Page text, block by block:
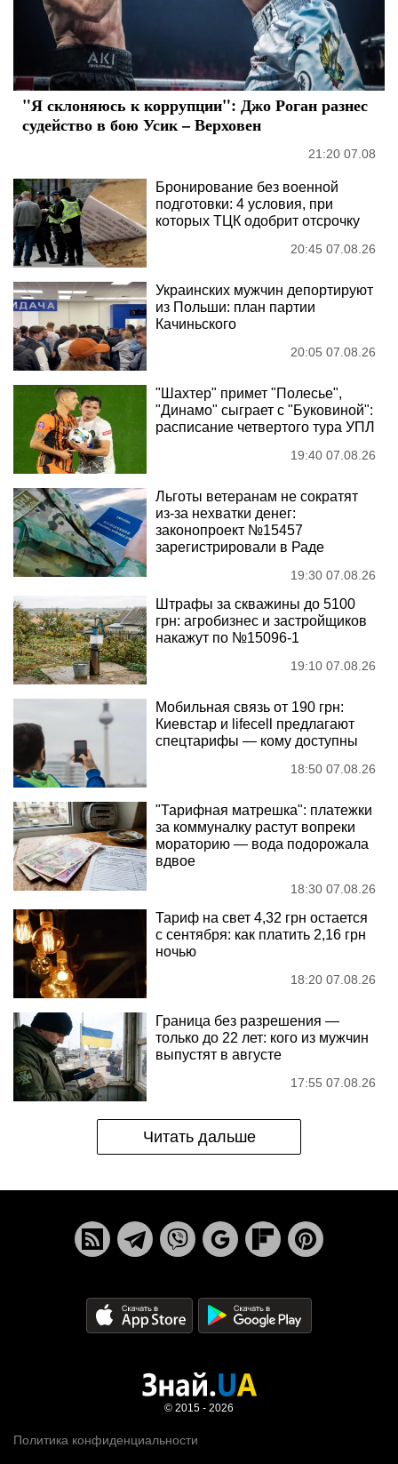
"Я склоняюсь к коррупции": Джо Роган разнес
судейство в бою Усик – Верховен
21:20 07.08
Бронирование без военной
подготовки: 4 условия, при
которых ТЦК одобрит отсрочку
20:45 07.08.26
Украинских мужчин депортируют
из Польши: план партии
Качиньского
20:05 07.08.26
"Шахтер" примет "Полесье",
"Динамо" сыграет с "Буковиной":
расписание четвертого тура УПЛ
19:40 07.08.26
Льготы ветеранам не сократят
из-за нехватки денег:
законопроект №15457
зарегистрировали в Раде
19:30 07.08.26
Штрафы за скважины до 5100
грн: агробизнес и застройщиков
накажут по №15096-1
19:10 07.08.26
Мобильная связь от 190 грн:
Киевстар и lifecell предлагают
спецтарифы — кому доступны
18:50 07.08.26
"Тарифная матрешка": платежки
за коммуналку растут вопреки
мораторию — вода подорожала
вдвое
18:30 07.08.26
Тариф на свет 4,32 грн остается
с сентября: как платить 2,16 грн
ночью
18:20 07.08.26
Граница без разрешения —
только до 22 лет: кого из мужчин
выпустят в августе
17:55 07.08.26
Читать дальше
Политика конфиденциальности
© 2015 - 2026